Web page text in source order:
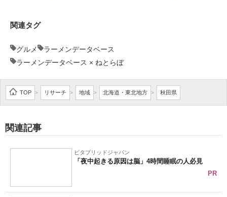
モノづくり技術者専門サイト
エレクトロニクス専門サイト
エネルギーの専門メディア
関連タグ
グルメ
ラーメンデータベース
ラーメンデータベース × ねとらぼ
TOP > リサーチ > 地域 > 北海道・東北地方 > 秋田県
関連記事
ビタブリッドジャパン
「夜中起きる原因は脳」4時間睡眠の人必見
PR